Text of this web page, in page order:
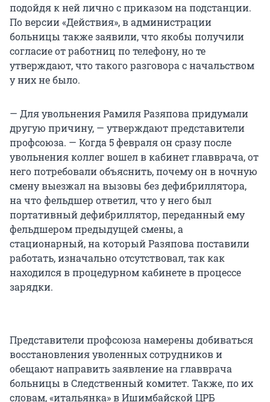
подойдя к ней лично с приказом на подстанции.
По версии «Действия», в администрации
больницы также заявили, что якобы получили
согласие от работниц по телефону, но те
утверждают, что такого разговора с начальством
у них не было.
— Для увольнения Рамиля Разяпова придумали
другую причину, — утверждают представители
профсоюза. — Когда 5 февраля он сразу после
увольнения коллег вошел в кабинет главврача, от
него потребовали объяснить, почему он в ночную
смену выезжал на вызовы без дефибриллятора,
на что фельдшер ответил, что у него был
портативный дефибриллятор, переданный ему
фельдшером предыдущей смены, а
стационарный, на который Разяпова поставили
работать, изначально отсутствовал, так как
находился в процедурном кабинете в процессе
зарядки.
Представители профсоюза намерены добиваться
восстановления уволенных сотрудников и
обещают направить заявление на главврача
больницы в Следственный комитет. Также, по их
словам, «итальянка» в Ишимбайской ЦРБ